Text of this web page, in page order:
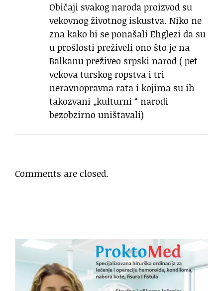
Običaji svakog naroda proizvod su
vekovnog životnog iskustva. Niko ne
zna kako bi se ponašali Ehglezi da su
u prošlosti preživeli ono što je na
Balkanu preživeo srpski narod ( pet
vekova turskog ropstva i tri
neravnopravna rata i kojima su ih
takozvani „kulturni “ narodi
bezobzirno uništavali)
Comments are closed.